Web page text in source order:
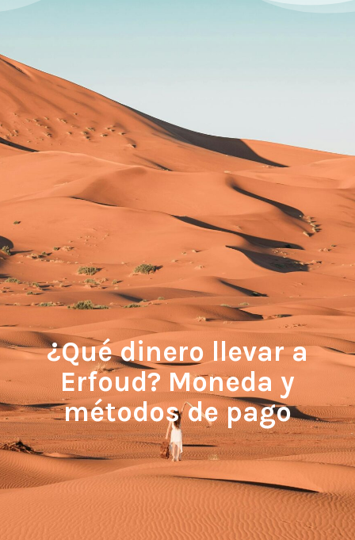
¿Qué dinero llevar a
Erfoud? Moneda y
métodos de pago